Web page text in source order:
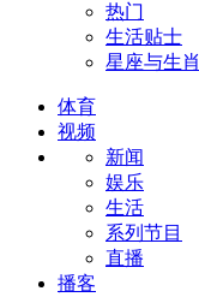
热门
生活贴士
星座与生肖
体育
视频
新闻
娱乐
生活
系列节目
直播
播客